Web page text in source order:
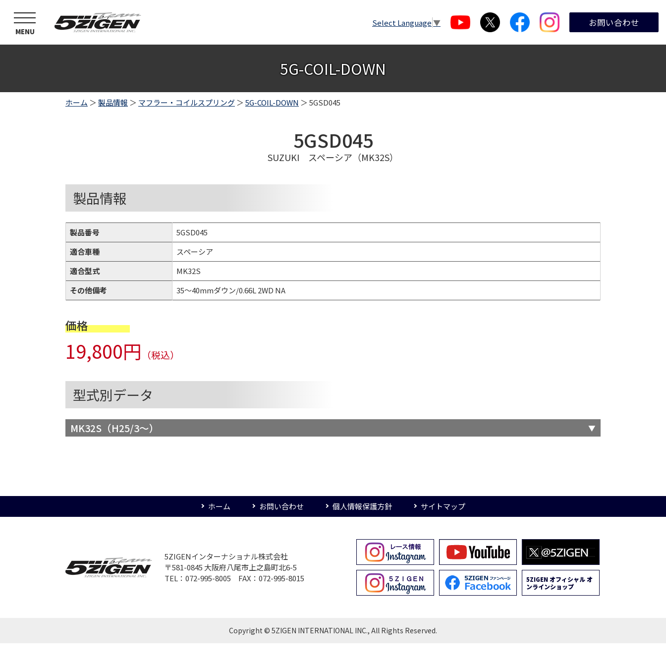
toggle
navigation
MENU
Select Language ▼ お問い合わせ
5G-COIL-DOWN
ホーム ＞製品情報 ＞ マフラー・コイルスプリング ＞5G-COIL-DOWN ＞ 5GSD045
5GSD045
SUZUKI スペーシア（MK32S）
製品情報
製品番号
5GSD045
適合車種
スペーシア
適合型式
MK32S
その他備考
35～40mmダウン/0.66L 2WD NA
価格
19,800円 （税込）
型式別データ
MK32S（H25/3～）
ホーム お問い合わせ 個人情報保護方針 サイトマップ
5ZIGENインターナショナル株式会社
〒581-0845 大阪府八尾市上之島町北6-5
TEL：072-995-8005 FAX：072-995-8015
5ZIGEN オフィシャル オ
ンラインショップ
Copyright © 5ZIGEN INTERNATIONAL INC., All Rights Reserved.